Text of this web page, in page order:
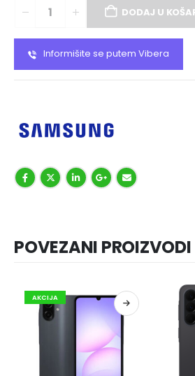
DODAJ U
Informišite se putem Vibera
POVEZANI PROIZVODI
AKCIJA